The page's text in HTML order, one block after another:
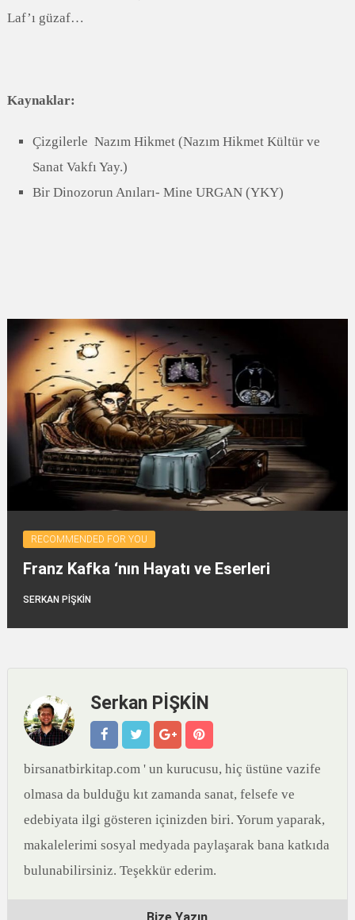
Laf’ı güzaf…
Kaynaklar:
Çizgilerle Nazım Hikmet (Nazım Hikmet Kültür ve
Sanat Vakfı Yay.)
Bir Dinozorun Anıları- Mine URGAN (YKY)
RECOMMENDED FOR YOU
Franz Kafka ‘nın Hayatı ve Eserleri
SERKAN PİŞKİN
Serkan PİŞKİN
birsanatbirkitap.com ' un kurucusu, hiç üstüne vazife
olmasa da bulduğu kıt zamanda sanat, felsefe ve
edebiyata ilgi gösteren içinizden biri. Yorum yaparak,
makalelerimi sosyal medyada paylaşarak bana katkıda
bulunabilirsiniz. Teşekkür ederim.